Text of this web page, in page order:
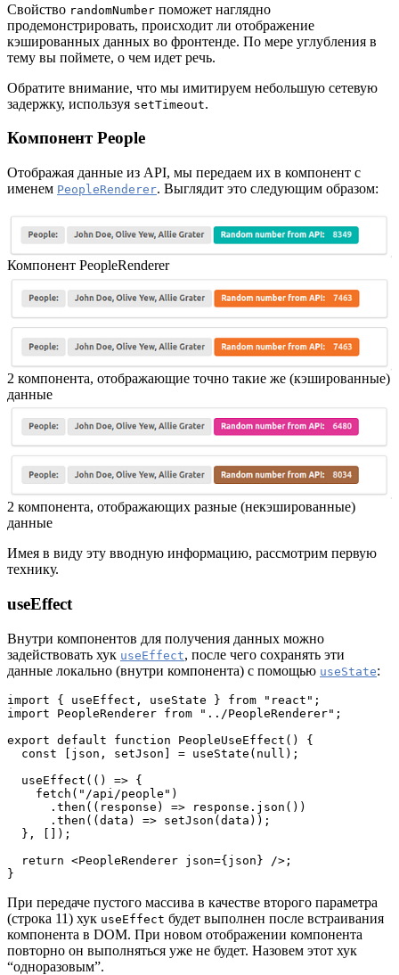
Свойство randomNumber поможет наглядно
продемонстрировать, происходит ли отображение
кэшированных данных во фронтенде. По мере углубления в
тему вы поймете, о чем идет речь.
Обратите внимание, что мы имитируем небольшую сетевую
задержку, используя setTimeout.
Компонент People
Отображая данные из API, мы передаем их в компонент с
именем PeopleRenderer. Выглядит это следующим образом:
Компонент PeopleRenderer
2 компонента, отображающие точно такие же (кэшированные)
данные
2 компонента, отображающих разные (некэшированные)
данные
Имея в виду эту вводную информацию, рассмотрим первую
технику.
useEffect
Внутри компонентов для получения данных можно
задействовать хук useEffect, после чего сохранять эти
данные локально (внутри компонента) с помощью useState:
import { useEffect, useState } from "react";
import PeopleRenderer from "../PeopleRenderer";
export default function PeopleUseEffect() {
}
При передаче пустого массива в качестве второго параметра
(строка 11) хук useEffect будет выполнен после встраивания
компонента в DOM. При новом отображении компонента
повторно он выполняться уже не будет. Назовем этот хук
“одноразовым”.